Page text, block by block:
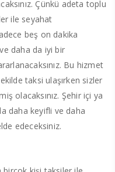
Çünkü adeta toplu
ile seyahat
beş on dakika
daha da iyi bir
Bu hizmet
taksi ulaşırken sizler
olacaksınız. Şehir içi ya
daha keyifli ve daha
edeceksiniz.